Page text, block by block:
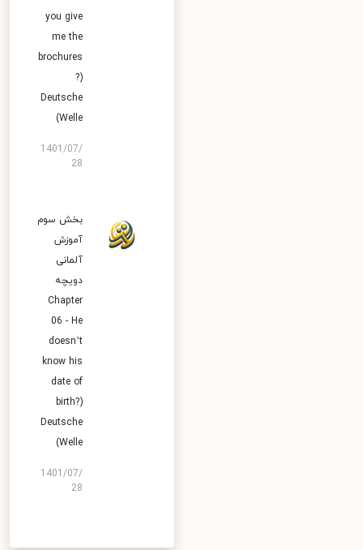
you give
me the
brochures
Deutsche
Welle)
1401/07/
28
بخش سوم
آموزش
آلمانی
دویچه
Chapter
06 - He
doesn’t
know his
date of
birth?)
Deutsche
Welle)
1401/07/
28